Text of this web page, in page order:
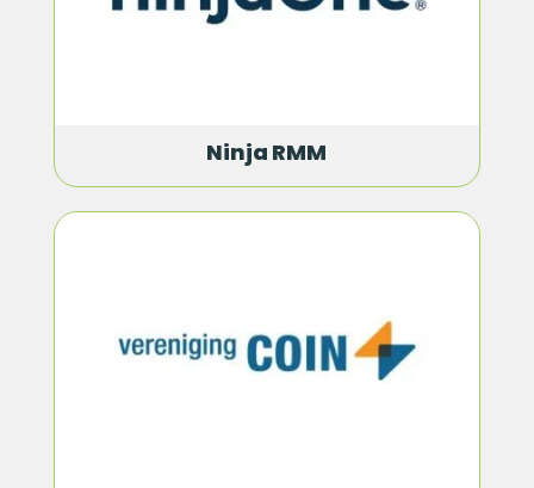
Ninja RMM